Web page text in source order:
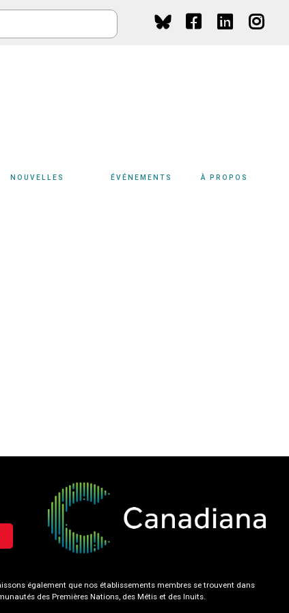
NOUVELLES ÉVÉNEMENTS À PROPOS
également que nos établissements membres se trouvent dans
des Premières Nations, des Métis et des Inuits.